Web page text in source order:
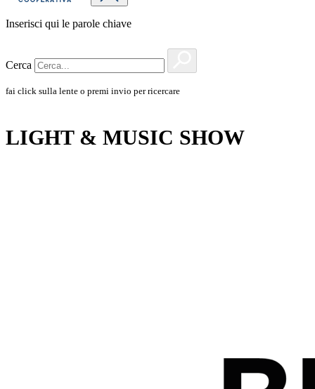
Inserisci qui le parole chiave
Cerca
fai click sulla lente o premi invio per ricercare
LIGHT & MUSIC SHOW